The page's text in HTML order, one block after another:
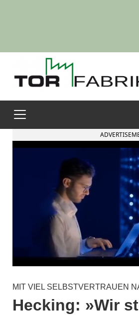
MIT VIEL SELBSTVERTRAUEN
Hecking: »Wir